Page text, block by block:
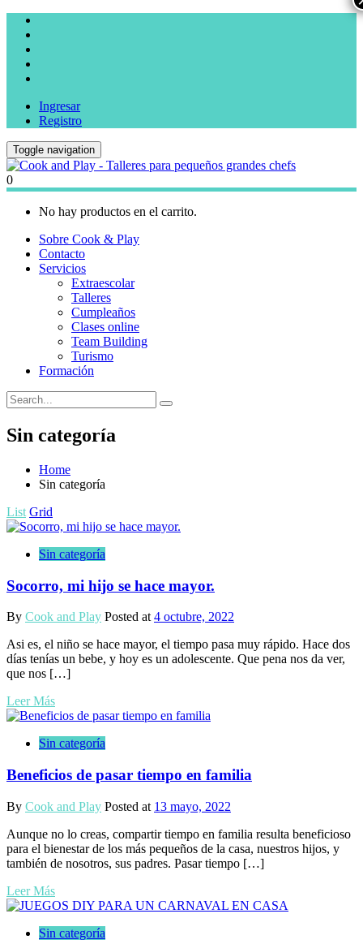
Ingresar
Registro
Toggle navigation
0
No hay productos en el carrito.
Sobre Cook & Play
Contacto
Servicios
Extraescolar
Talleres
Cumpleaños
Clases online
Team Building
Turismo
Formación
Sin categoría
Home
Sin categoría
List Grid
Sin categoría
Socorro, mi hijo se hace mayor.
By Cook and Play Posted at 4 octubre, 2022
Asi es, el niño se hace mayor, el tiempo pasa muy rápido. Hace dos
días tenías un bebe, y hoy es un adolescente. Que pena nos da ver,
que nos […]
Leer Más
Sin categoría
Beneficios de pasar tiempo en familia
By Cook and Play Posted at 13 mayo, 2022
Aunque no lo creas, compartir tiempo en familia resulta beneficioso
para el bienestar de los más pequeños de la casa, nuestros hijos, y
también de nosotros, sus padres. Pasar tiempo […]
Leer Más
Sin categoría